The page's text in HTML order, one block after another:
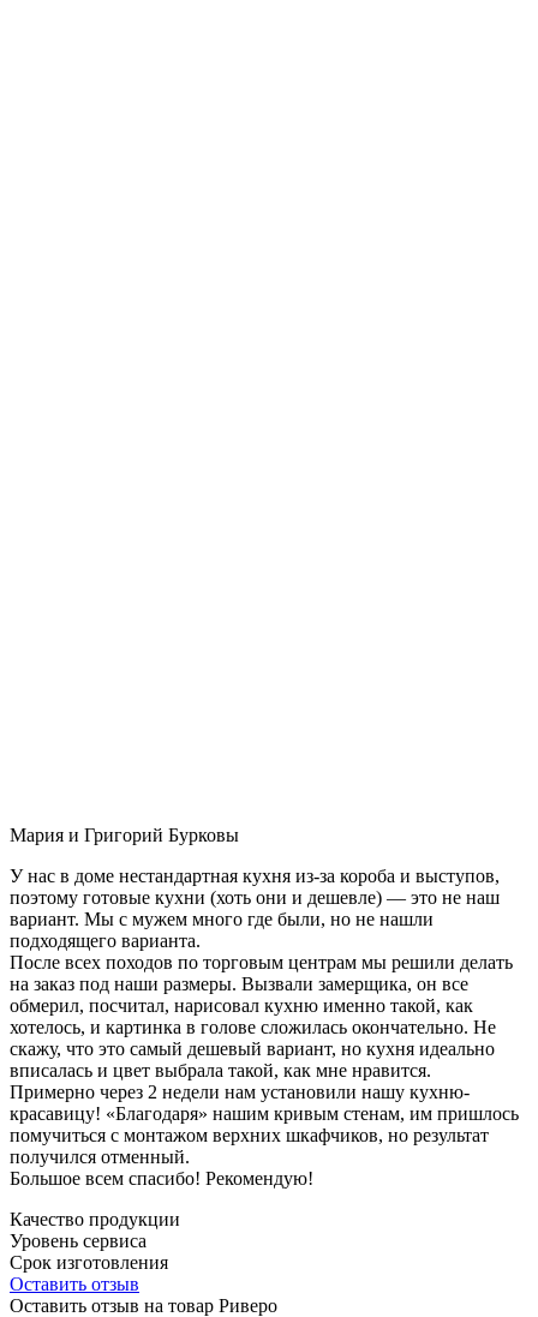
Мария и Григорий Бурковы
У нас в доме нестандартная кухня из-за короба и выступов,
поэтому готовые кухни (хоть они и дешевле) — это не наш
вариант. Мы с мужем много где были, но не нашли
подходящего варианта.
После всех походов по торговым центрам мы решили делать
на заказ под наши размеры. Вызвали замерщика, он все
обмерил, посчитал, нарисовал кухню именно такой, как
хотелось, и картинка в голове сложилась окончательно. Не
скажу, что это самый дешевый вариант, но кухня идеально
вписалась и цвет выбрала такой, как мне нравится.
Примерно через 2 недели нам установили нашу кухню-
красавицу! «Благодаря» нашим кривым стенам, им пришлось
помучиться с монтажом верхних шкафчиков, но результат
получился отменный.
Большое всем спасибо! Рекомендую!
Качество продукции
Уровень сервиса
Срок изготовления
Оставить отзыв
Оставить отзыв на товар Риверо